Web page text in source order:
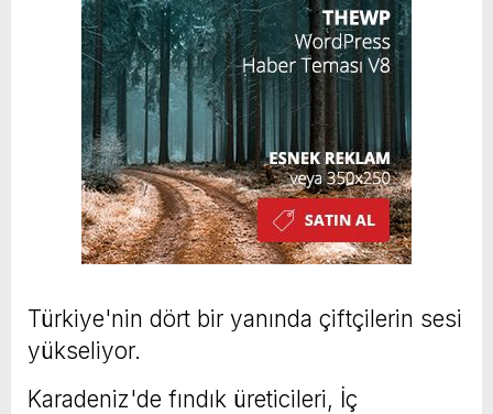
Türkiye'nin dört bir yanında çiftçilerin sesi
yükseliyor.
Karadeniz'de fındık üreticileri, İç